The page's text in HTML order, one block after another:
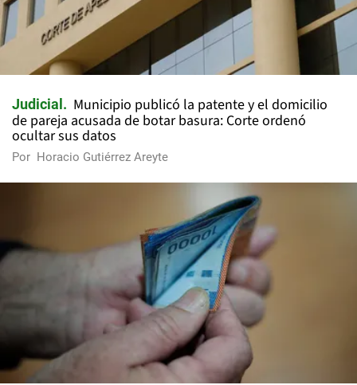
Judicial
Municipio publicó la patente y el domicilio
de pareja acusada de botar basura: Corte ordenó
ocultar sus datos
Por Horacio Gutiérrez Areyte